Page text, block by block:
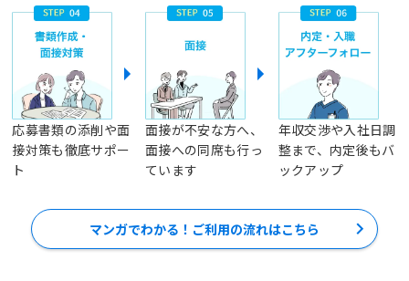
応募書類の添削や面
接対策も徹底サポー
ト
面接が不安な方へ、
面接への同席も行っ
ています
年収交渉や入社日調
整まで、内定後もバ
ックアップ
マンガでわかる！ご利用の流れはこちら